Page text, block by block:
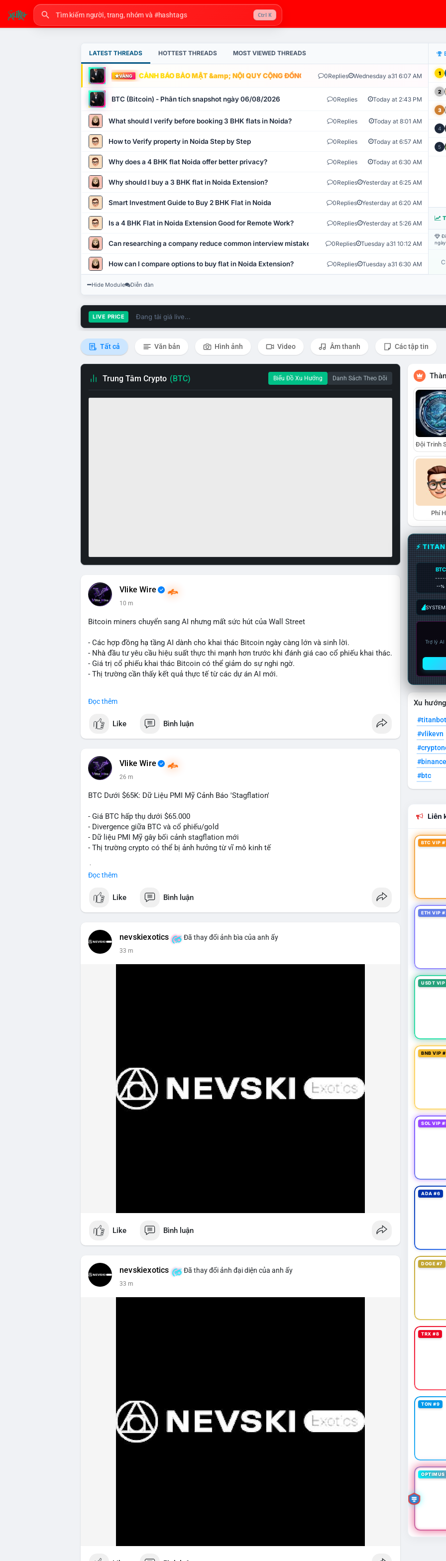
Ctrl K
LATEST THREADS HOTTEST THREADS MOST VIEWED THREADS
VÀNG CẢNH BÁO BẢO MẬT &amp; NỘI QUY CỘNG ĐỒNG VLIKE.VN: HỆ THỐNG GIÁM SÁT TỰ
0Replies Wednesday a31 6:07 AM
BTC (Bitcoin) - Phân tích snapshot ngày 06/08/2026 0Replies Today at 2:43 PM
What should I verify before booking 3 BHK flats in Noida? 0Replies Today at 8:01 AM
How to Verify property in Noida Step by Step 0Replies Today at 6:57 AM
Why does a 4 BHK flat Noida offer better privacy? 0Replies Today at 6:30 AM
Why should I buy a 3 BHK flat in Noida Extension? 0Replies Yesterday at 6:25 AM
Smart Investment Guide to Buy 2 BHK Flat in Noida 0Replies Yesterday at 6:20 AM
Is a 4 BHK Flat in Noida Extension Good for Remote Work? 0Replies Yesterday at 5:26 AM
Can researching a company reduce common interview mistakes? 0Replies Tuesday a31 10:12 AM
How can I compare options to buy flat in Noida Extension? 0Replies Tuesday a31 6:30 AM
1
2
3
4
5
Hide Module Diễn đàn
LIVE PRICE Đang tải giá live...
Tất cả Văn bản Hình ảnh Video Âm thanh Các tập tin
Trung Tâm Crypto (BTC) Biểu Đồ Xu Hướng Danh Sách Theo Dõi
Vlike Wire
10 m
Bitcoin miners chuyển sang AI nhưng mất sức hút của Wall Street
- Các hợp đồng hạ tầng AI dành cho khai thác Bitcoin ngày càng lớn và sinh lời.
- Nhà đầu tư yêu cầu hiệu suất thực thi mạnh hơn trước khi đánh giá cao cổ phiếu khai thác.
- Giá trị cổ phiếu khai thác Bitcoin có thể giảm do sự nghi ngờ.
- Thị trường cần thấy kết quả thực tế từ các dự án AI mới.
#vlikevn #titanbot
📰 Nguồn: Cointelegraph
Đọc thêm
Like Bình luận
Vlike Wire
26 m
BTC Dưới $65K: Dữ Liệu PMI Mỹ Cảnh Báo 'Stagflation'
- Giá BTC hấp thụ dưới $65.000
- Divergence giữa BTC và cổ phiếu/gold
- Dữ liệu PMI Mỹ gây bối cảnh stagflation mới
- Thị trường crypto có thể bị ảnh hưởng từ vĩ mô kinh tế
📰 Nguồn: Cointelegraph
Đọc thêm
Like Bình luận
nevskiexotics Đã thay đổi ảnh bìa của anh ấy
33 m
Like Bình luận
nevskiexotics Đã thay đổi ảnh đại diện của anh ấy
33 m
Phí
⚡
BTC
--%
Trợ lý
Xu
#titanbot
#vlikevn
#btc
Liên
BTC VIP
ETH VIP
USDT
BNB VIP
SOL VIP
ADA #6
DOGE #7
TRX #8
TON #9
OPTIMUS